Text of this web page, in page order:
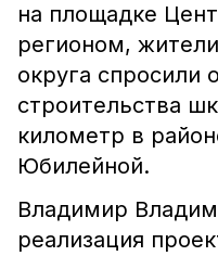
на площадке
регионом,
округа спросили
строительства
километр в
Юбилейной.
Владимир
реализация